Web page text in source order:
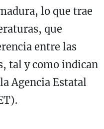
lo que trae
que
entre las
tal y como indican
Agencia Estatal